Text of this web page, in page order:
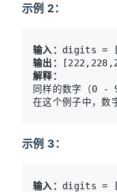
示例 2：
输入：
输出：
解释：
同样的数字（0 -
示例 3：
输入：